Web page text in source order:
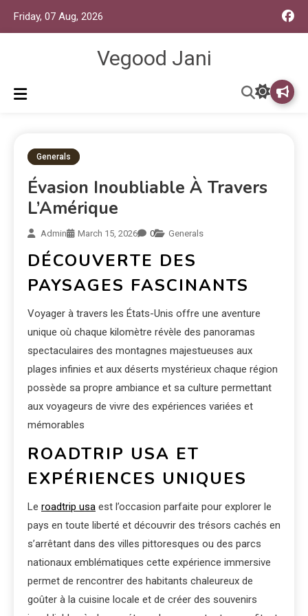
Friday, 07 Aug, 2026
Vegood Jani
Generals
Évasion Inoubliable À Travers
L’Amérique
Admin March 15, 2026 0 Generals
DÉCOUVERTE DES
PAYSAGES FASCINANTS
Voyager à travers les États-Unis offre une aventure
unique où chaque kilomètre révèle des panoramas
spectaculaires des montagnes majestueuses aux
plages infinies et aux déserts mystérieux chaque région
possède sa propre ambiance et sa culture permettant
aux voyageurs de vivre des expériences variées et
mémorables
ROADTRIP USA ET
EXPÉRIENCES UNIQUES
Le roadtrip usa est l’occasion parfaite pour explorer le
pays en toute liberté et découvrir des trésors cachés en
s’arrêtant dans des villes pittoresques ou des parcs
nationaux emblématiques cette expérience immersive
permet de rencontrer des habitants chaleureux de
goûter à la cuisine locale et de créer des souvenirs